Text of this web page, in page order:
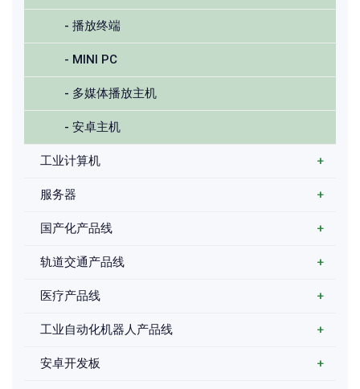
- 播放终端
- MINI PC
- 多媒体播放主机
- 安卓主机
工业计算机 +
服务器 +
国产化产品线 +
轨道交通产品线 +
医疗产品线 +
工业自动化机器人产品线 +
安卓开发板 +